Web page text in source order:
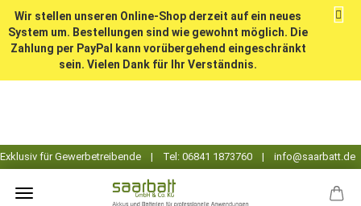
Wir stellen unseren Online-Shop derzeit auf ein neues
System um. Bestellungen sind wie gewohnt möglich. Die
Zahlung per PayPal kann vorübergehend eingeschränkt
sein. Vielen Dank für Ihr Verständnis.